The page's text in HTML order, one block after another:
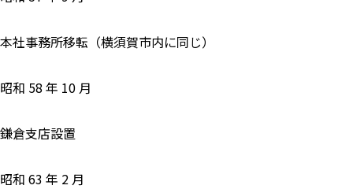
本社事務所移転（横須賀市内に同じ）
昭和 58 年 10 月
鎌倉支店設置
昭和 63 年 2 月